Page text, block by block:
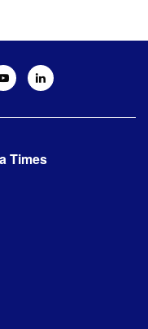
Times